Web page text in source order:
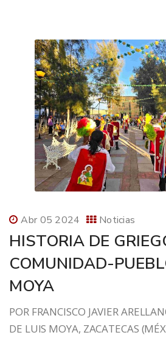
Abr 05 2024 Noticias
HISTORIA DE
COMUNIDAD-
MOYA
POR FRANCISCO JAVIER
DE LUIS MOYA, ZACATECAS